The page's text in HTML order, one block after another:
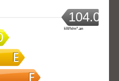
104.05
kWh/m².an